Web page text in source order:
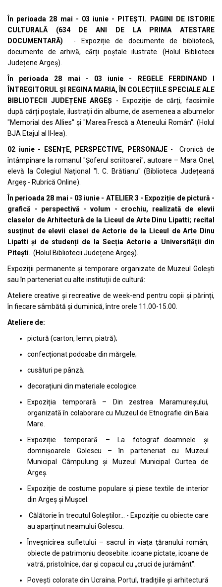
În perioada 28 mai - 03 iunie - PITEȘTI. PAGINI DE ISTORIE
CULTURALĂ (634 DE ANI DE LA PRIMA ATESTARE
DOCUMENTARĂ) - Expoziție de documente de bibliotecă,
documente de arhivă, cărți poștale ilustrate. (Holul Bibliotecii
Județene Argeș).
În perioada 28 mai - 03 iunie - REGELE FERDINAND I
ÎNTREGITORUL ȘI REGINA MARIA, ÎN COLECȚIILE SPECIALE ALE
BIBLIOTECII JUDEȚENE ARGEȘ - Expoziție de cărți, facsimile
după cărți poștale, ilustrații din albume, de asemenea a albumelor
"Memorial des Allies" și "Marea Frescă a Ateneului Român". (Holul
BJA Etajul al II-lea).
02 iunie - ESENȚE, PERSPECTIVE, PERSONAJE- Cronică de
întâmpinare la romanul "Șoferul scriitoarei", autoare – Mara Onel,
elevă la Colegiul Național "I. C. Brătianu" (Biblioteca Județeană
Argeș - Rubrică Online).
În perioada 28 mai - 03 iunie - ATELIER 3 - Expoziție de pictură -
grafică - perspectivă - volum - crochiu, realizată de elevii
claselor de Arhitectură de la Liceul de Arte Dinu Lipatti; recital
susținut de elevii clasei de Actorie de la Liceul de Arte Dinu
Lipatti și de studenți de la Secția Actorie a Universității din
Pitești . (Holul Bibliotecii Județene Argeș).
Expoziții permanente și temporare organizate de Muzeul Golești
sau în parteneriat cu alte instituții de cultură:
Ateliere creative și recreative de week-end pentru copii și părinți,
în fiecare sâmbătă și duminică, între orele 11.00-15.00.
Ateliere de:
pictură (carton, lemn, piatră);
confecționat podoabe din mărgele;
cusături pe pânză;
decorațiuni din materiale ecologice.
Expoziția temporară – Din zestrea Maramureșului,
organizată în colaborare cu Muzeul de Etnografie din Baia
Mare.
Expoziție temporară – La fotograf…doamnele și
domnișoarele Golescu – în parteneriat cu Muzeul
Municipal Câmpulung și Muzeul Municipal Curtea de
Argeș.
Expoziție de costume populare și piese textile de interior
din Argeș și Mușcel.
Călătorie în trecutul Goleștilor… - Expoziție cu obiecte care
au aparținut neamului Golescu.
Înveşnicirea sufletului – sacrul în viaţa ţăranului român,
obiecte de patrimoniu deosebite: icoane pictate, icoane de
vatră, pristolnice, dar şi copacul cu „cruci de jurământ".
Povești colorate din Ucraina. Portul, tradițiile și arhitectură